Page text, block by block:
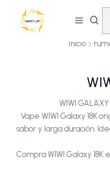
10% OFF primera compra!
día en Santiago (Lun–Sáb)
Inicio
WIWI GALAXY
Vape WIWI Galaxy 18K
sabor y larga duración.
Compra WIWI Galaxy